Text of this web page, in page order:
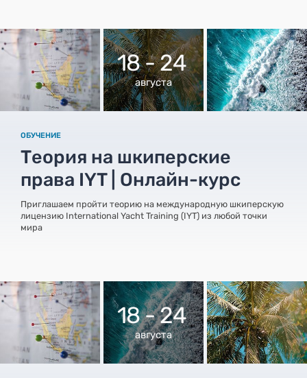
18 - 24
августа
ОБУЧЕНИЕ
Теория на шкиперские
права IYT | Онлайн-курс
Приглашаем пройти теорию на международную шкиперскую
лицензию International Yacht Training (IYT) из любой точки
мира
18 - 24
августа